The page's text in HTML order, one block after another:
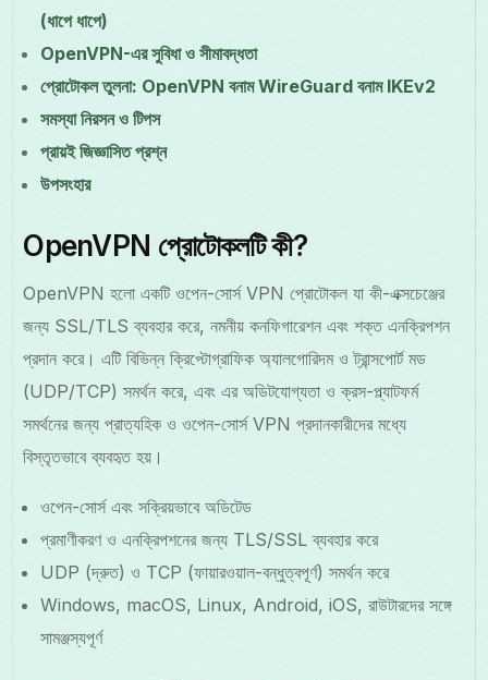
(ধাপে ধাপে)
OpenVPN-এর সুবিধা ও সীমাবদ্ধতা
প্রোটোকল তুলনা: OpenVPN বনাম WireGuard বনাম IKEv2
সমস্যা নিরসন ও টিপস
প্রায়ই জিজ্ঞাসিত প্রশ্ন
উপসংহার
OpenVPN প্রোটোকলটি কী?
OpenVPN হলো একটি ওপেন-সোর্স VPN প্রোটোকল যা কী-এক্সচেঞ্জের
জন্য SSL/TLS ব্যবহার করে, নমনীয় কনফিগারেশন এবং শক্ত এনক্রিপশন
প্রদান করে। এটি বিভিন্ন ক্রিপ্টোগ্রাফিক অ্যালগোরিদম ও ট্রান্সপোর্ট মড
(UDP/TCP) সমর্থন করে, এবং এর অডিটযোগ্যতা ও ক্রস-প্ল্যাটফর্ম
সমর্থনের জন্য প্রাত্যহিক ও ওপেন-সোর্স VPN প্রদানকারীদের মধ্যে
বিস্তৃতভাবে ব্যবহৃত হয়।
ওপেন-সোর্স এবং সক্রিয়ভাবে অডিটেড
প্রমাণীকরণ ও এনক্রিপশনের জন্য TLS/SSL ব্যবহার করে
UDP (দ্রুত) ও TCP (ফায়ারওয়াল-বন্ধুত্বপূর্ণ) সমর্থন করে
Windows, macOS, Linux, Android, iOS, রাউটারদের সঙ্গে
সামঞ্জস্যপূর্ণ